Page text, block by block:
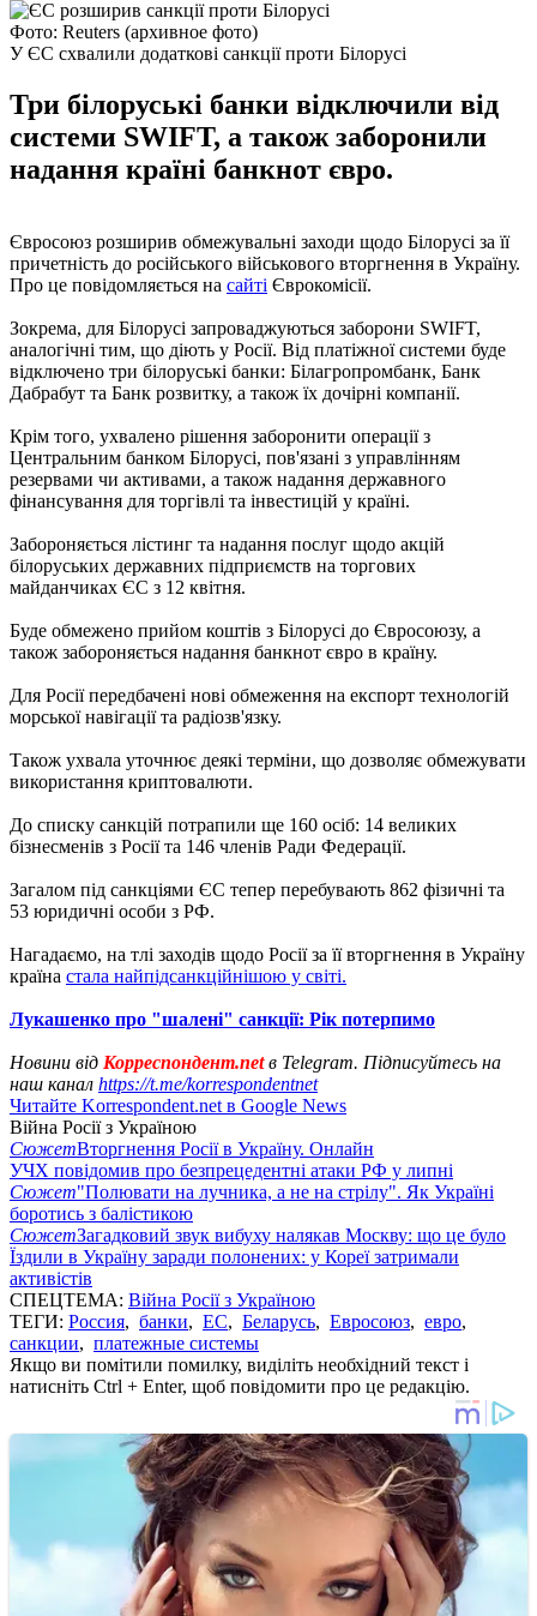
Фото: Reuters (архивное фото)
У ЄС схвалили додаткові санкції проти Білорусі
Три білоруські банки відключили від
системи SWIFT, а також заборонили
надання країні банкнот євро.
Євросоюз розширив обмежувальні заходи щодо Білорусі за її
причетність до російського військового вторгнення в Україну.
Про це повідомляється на сайті Єврокомісії.
Зокрема, для Білорусі запроваджуються заборони SWIFT,
аналогічні тим, що діють у Росії. Від платіжної системи буде
відключено три білоруські банки: Білагропромбанк, Банк
Дабрабут та Банк розвитку, а також їх дочірні компанії.
Крім того, ухвалено рішення заборонити операції з
Центральним банком Білорусі, пов'язані з управлінням
резервами чи активами, а також надання державного
фінансування для торгівлі та інвестицій у країні.
Забороняється лістинг та надання послуг щодо акцій
білоруських державних підприємств на торгових
майданчиках ЄС з 12 квітня.
Буде обмежено прийом коштів з Білорусі до Євросоюзу, а
також забороняється надання банкнот євро в країну.
Для Росії передбачені нові обмеження на експорт технологій
морської навігації та радіозв'язку.
Також ухвала уточнює деякі терміни, що дозволяє обмежувати
використання криптовалюти.
До списку санкцій потрапили ще 160 осіб: 14 великих
бізнесменів з Росії та 146 членів Ради Федерації.
Загалом під санкціями ЄС тепер перебувають 862 фізичні та
53 юридичні особи з РФ.
Нагадаємо, на тлі заходів щодо Росії за її вторгнення в Україну
країна стала найпідсанкційнішою у світі.
Лукашенко про "шалені" санкції: Рік потерпимо
Новини від Корреспондент.netв Telegram. Підписуйтесь на
наш канал https://t.me/korrespondentnet
Читайте Korrespondent.net в Google News
Війна Росії з Україною
СюжетВторгнення Росії в Україну. Онлайн
УЧХ повідомив про безпрецедентні атаки РФ у липні
Сюжет"Полювати на лучника, а не на стрілу". Як Україні
боротись з балістикою
СюжетЗагадковий звук вибуху налякав Москву: що це було
Їздили в Україну заради полонених: у Кореї затримали
активістів
СПЕЦТЕМА: Війна Росії з Україною
ТЕГИ: Россия, банки, ЕС, Беларусь, Евросоюз, евро,
санкции, платежные системы
Якщо ви помітили помилку, виділіть необхідний текст і
натисніть Ctrl + Enter, щоб повідомити про це редакцію.